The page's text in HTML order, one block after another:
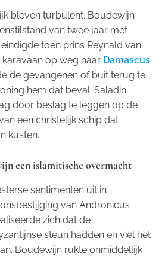
bleven turbulent. Boudewijn
van twee jaar met
toen prins Reynald van
op weg naar Damascus
de gevangenen of buit terug te
hem dat beval. Saladin
door beslag te leggen op de
een christelijk schip dat
kusten.
een islamitische overmacht
sentimenten uit in
van Andronicus
zich dat de
steun hadden en viel het
Boudewijn rukte onmiddellijk